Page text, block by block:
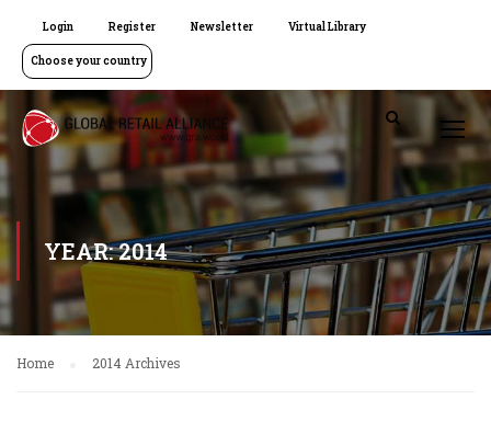
Login Register Newsletter Virtual Library
Choose your country
YEAR: 2014
Home 2014 Archives